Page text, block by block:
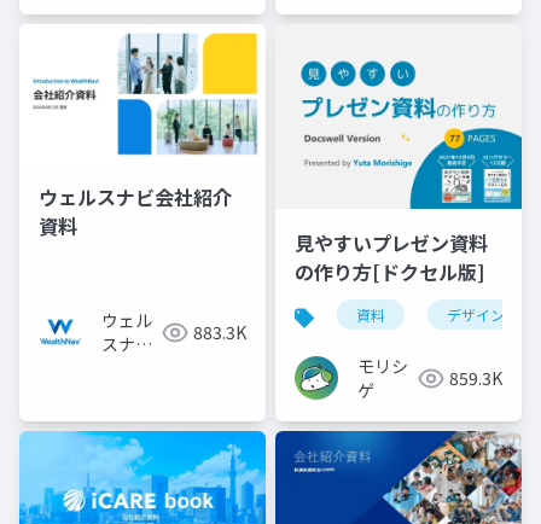
ウェルスナビ会社紹介
資料
ウェル
スナビ
883.3K
見やすいプレゼン資料
の作り方[ドクセル版]
資料 デザイン
モリシ
ゲ
859.3K